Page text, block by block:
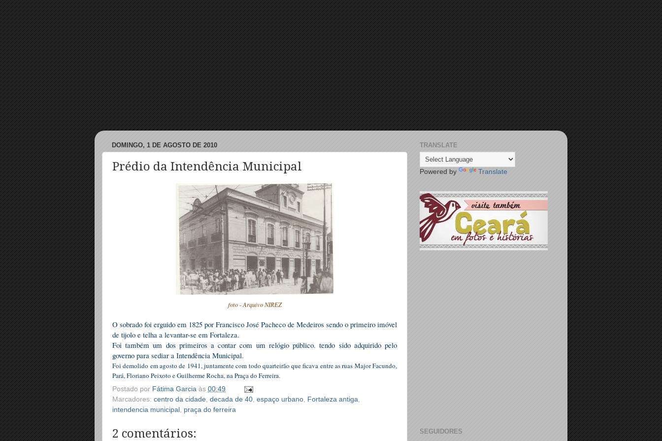
DOMINGO, 1 DE AGOSTO DE 2010
Prédio da Intendência Municipal
foto - Arquivo NIREZ
O sobrado foi erguido em 1825 por Francisco José Pacheco de Medeiros sendo o primeiro imóvel
de tijolo e telha a levantar-se em Fortaleza.
Foi também um dos primeiros a contar com um relógio público. tendo sido adquirido pelo
governo para sediar a Intendência Municipal.
Foi demolido em agosto de 1941, juntamente com todo quarteirão que ficava entre as ruas Major Facundo,
Pará, Floriano Peixoto e Guilherme Rocha, na Praça do Ferreira.
Postado por Fátima Garcia às 00:49
Marcadores: centro da cidade, decada de 40, espaço urbano, Fortaleza antiga,
intendencia municipal , praça do ferreira
2 comentários:
TRANSLATE
Powered by Translate
SEGUIDORES